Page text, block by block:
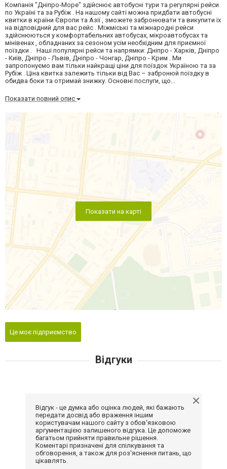
Компанія "Дніпро-Море" здійснює автобусні тури та регулярні рейси
по Україні та за Рубіж . На нашому сайті можна придбати автобусні
квитки в країни Європи та Азії , зможете забронювати та викупити їх
на відповідний для вас рейс . Міжміські та міжнародні рейси
здійснюються у комфортабельних автобусах, мікроавтобусах та
мінівенах , обладнаних за сезоном усім необхідним для приємної
поїздки . Наші популярні рейси та напрямки: Дніпро - Харків, Дніпро
- Київ, Дніпро - Львів, Дніпро - Чонгар, Дніпро - Крим . Ми
запропонуємо вам тільки найкращі ціни для поїздок Україною та за
Рубіж . Ціна квитка залежить тільки від Вас – забронюй поїздку в
обидва боки та отримай знижку. Основні послуги, що...
Показати повний опис
Показати на карті
Це моє підприємство
Відгуки
Відгук - це думка або оцінка людей, які бажають
передати досвід або враження іншим
користувачам нашого сайту з обов'язковою
аргументацією залишеного відгука. Це допоможе
багатьом прийняти правильне рішення.
Коментарі призначені для спілкування та
обговорення, а також для роз'яснення питань, що
цікавлять.